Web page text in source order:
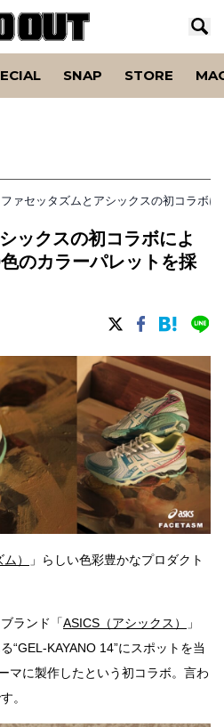
SNAP STORE
ファセッタズムとアシックスの初コラボ
ックスの初コラボによ
のカラーパレットを採
）
」らしい色彩豊かなプロダクト
ランド「ASICS（アシックス）
」
“GEL-KAYANO 14”にスポットを当
マに製作したという初コラボ。言わ
。